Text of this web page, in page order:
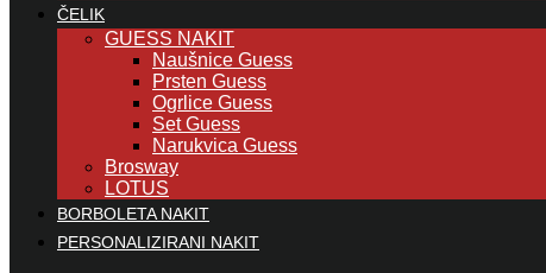
ČELIK
GUESS NAKIT
Naušnice Guess
Prsten Guess
Ogrlice Guess
Set Guess
Narukvica Guess
Brosway
LOTUS
BORBOLETA NAKIT
PERSONALIZIRANI NAKIT